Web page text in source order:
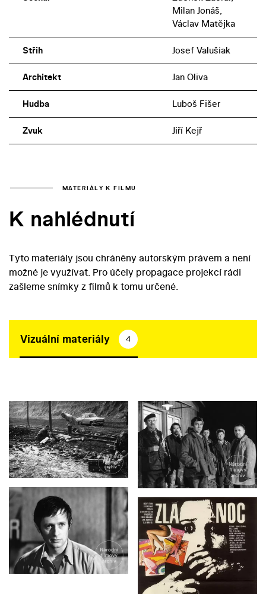
Milan Jonáš,
Václav Matějka
Střih Josef Valušiak
Architekt Jan Oliva
Hudba Luboš Fišer
Zvuk Jiří Kejř
MATERIÁLY K FILMU
K nahlédnutí
Tyto materiály jsou chráněny autorským právem a není
možné je využívat. Pro účely propagace projekcí rádi
zašleme snímky z filmů k tomu určené.
Vizuální materiály 4